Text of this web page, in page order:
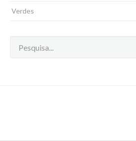
Verdes